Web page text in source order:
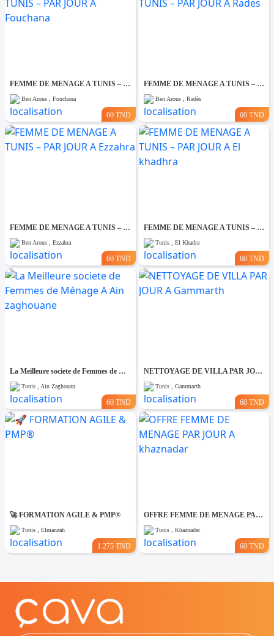
FEMME DE MENAGE A TUNIS – PAR JOUR A Fouchana
Ben Arous , Fouchana
60 TND
FEMME DE MENAGE A TUNIS – PAR JOUR A Rades
Ben Arous , Radès
60 TND
FEMME DE MENAGE A TUNIS – PAR JOUR A Ezzahra
Ben Arous , Ezzahra
60 TND
FEMME DE MENAGE A TUNIS – PAR JOUR A El khadhra
Tunis , El Khadra
60 TND
La Meilleure societe de Femmes de Ménage A Ain zaghouane
Tunis , Ain Zaghouan
60 TND
NETTOYAGE DE VILLA PAR JOUR A Gammarth
Tunis , Gammarth
60 TND
🚀 FORMATION AGILE & PMP®
Tunis , Elmanzah
1.275 TND
OFFRE FEMME DE MENAGE PAR JOUR A khaznadar
Tunis , Khaznadar
60 TND